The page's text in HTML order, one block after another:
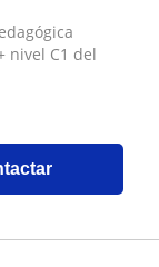
nivel C1 del